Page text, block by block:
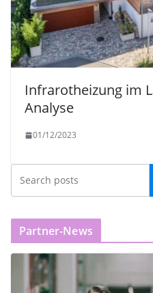
Infrarotheizung im
Analyse
01/12/2023
Partner-News